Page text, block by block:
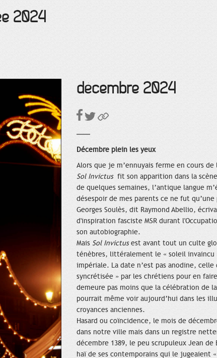
2024
décembre 2024
Décembre plein les yeux
Alors que je m’ennuyais ferme en cours
Sol Invictusfit son apparition dans la scène
de quelques semaines, l’antique langue
désespoir de mes parents ce ne fut
Georges Soulès, dit Raymond Abellio,
d'inspiration fasciste MSR durant
son autobiographie.
Mais Sol Invictusest avant tout un culte
ténèbres, littéralement le « soleil invaincu
impériale. La date n’est pas anodine, celle
syncrétisée » par les chrétiens pour en
demeure pas moins que la célébration de
pourrait même voir aujourd’hui dans les
croyances anciennes.
Hasard ou coïncidence, le mois de
dans notre ville mais dans un registre
décembre 1389, le peu scrupuleux Jean
haï de ses contemporains qui le jugeaient